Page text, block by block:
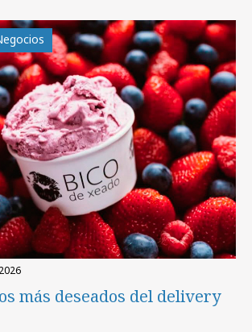
más deseados del delivery